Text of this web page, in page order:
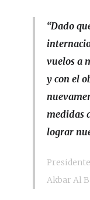
“Dado
vuelos a
y con el
medidas
lograr
Akbar Al